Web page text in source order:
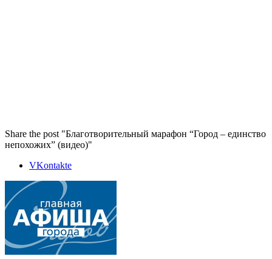
Share the post "Благотворительный марафон “Город – единство
непохожих” (видео)"
VKontakte